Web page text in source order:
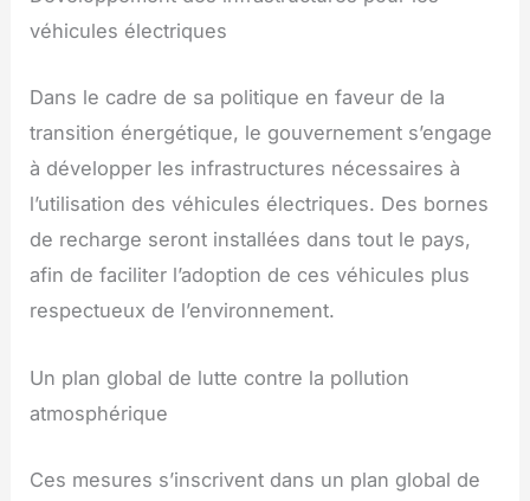
véhicules électriques
Dans le cadre de sa politique en faveur de la
transition énergétique, le gouvernement s’engage
à développer les infrastructures nécessaires à
l’utilisation des véhicules électriques. Des bornes
de recharge seront installées dans tout le pays,
afin de faciliter l’adoption de ces véhicules plus
respectueux de l’environnement.
Un plan global de lutte contre la pollution
atmosphérique
Ces mesures s’inscrivent dans un plan global de